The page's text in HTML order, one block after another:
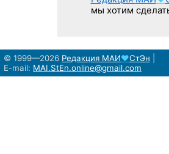
мы хотим
© 1999—2026 Редакция МАИ♥СтЭн
E-mail: MAI.StEn.online@gmail.com